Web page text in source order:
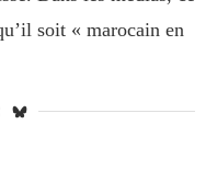
soit « marocain en